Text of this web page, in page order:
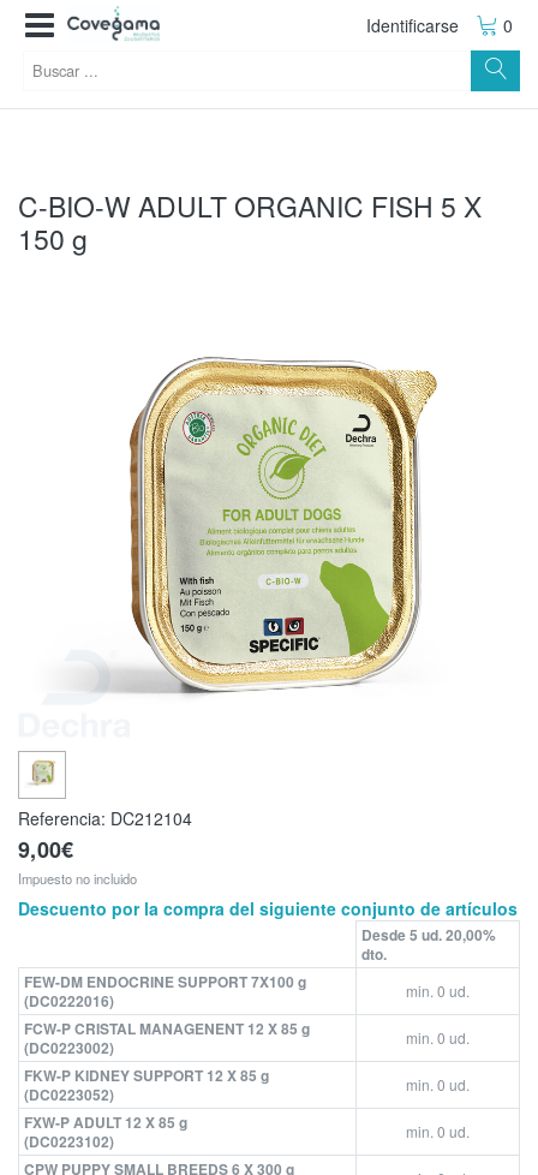
Identificarse 0
C-BIO-W ADULT ORGANIC FISH 5 X
150 g
Referencia: DC212104
9,00€
Impuesto no incluido
Descuento por la compra del siguiente conjunto de artículos
Desde 5 ud. 20,00%
dto.
FEW-DM ENDOCRINE SUPPORT 7X100 g
(DC0222016)
min. 0 ud.
FCW-P CRISTAL MANAGENENT 12 X 85 g
(DC0223002)
min. 0 ud.
FKW-P KIDNEY SUPPORT 12 X 85 g
(DC0223052)
min. 0 ud.
FXW-P ADULT 12 X 85 g
(DC0223102)
min. 0 ud.
CPW PUPPY SMALL BREEDS 6 X 300 g